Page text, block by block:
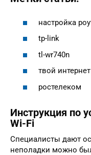
настройка
tp-link
tl-wr740n
твой интернет
ростелеком
Инструкция по
Wi-Fi
Специалисты дают
неполадки можно